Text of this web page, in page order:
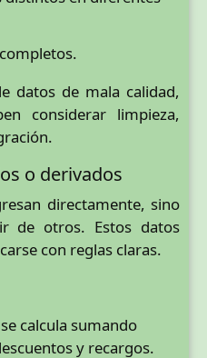
datos de mala calidad,
considerar limpieza,
o derivados
directamente, sino
de otros. Estos datos
con reglas claras.
calcula sumando
y recargos.